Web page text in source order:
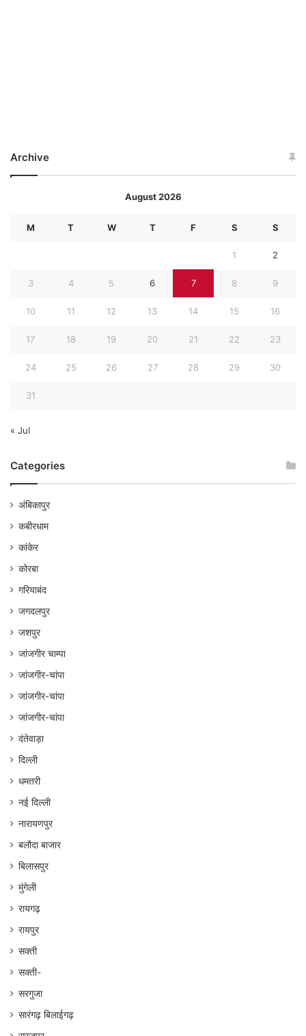
Archive
August 2026
M T W T F S S
1 2
3 4 5 6 7 8 9
10 11 12 13 14 15 16
17 18 19 20 21 22 23
24 25 26 27 28 29 30
31
« Jul
Categories
अंबिकापुर
कबीरधाम
कांकेर
कोरबा
गरियाबंद
जगदलपुर
जशपुर
जांजगीर चाम्पा
जांजगीर-चांपा
जांजगीर-चांपा
जांजगीर-चांपा
दंतेवाड़ा
दिल्ली
धमतरी
नई दिल्ली
नारायणपुर
बलौदा बाजार
बिलासपुर
मुंगेली
रायगढ़
रायपुर
सक्ती
सक्ती-
सरगुजा
सारंगढ़ बिलाईगढ़